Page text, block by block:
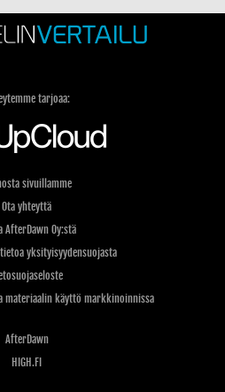
tarjoaa:
sivuillamme
Ota yhteyttä
AfterDawn Oy:stä
yksityisyydensuojasta
materiaalin käyttö markkinoinnissa
AfterDawn
HIGH.FI